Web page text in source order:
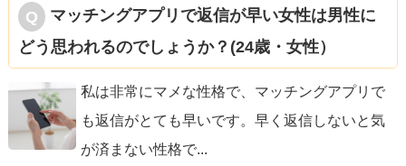
マッチングアプリで返信が早い女性は男性に
どう思われるのでしょうか？(24歳・女性）
私は非常にマメな性格で、マッチングアプリで
も返信がとても早いです。早く返信しないと気
が済まない性格で...